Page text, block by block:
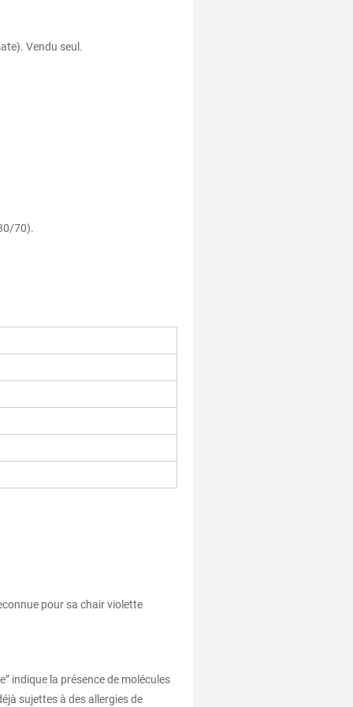
Vendu seul.
70).
pour sa chair violette
indique la présence de molécules
sujettes à des allergies de